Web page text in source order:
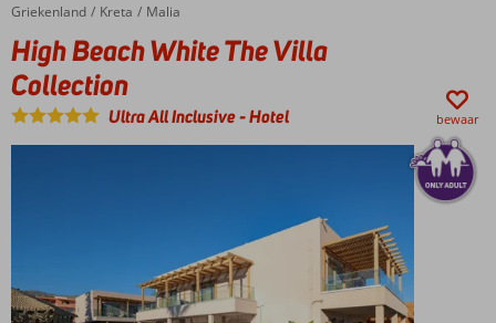
op ca. 1
kilometer
Meerdere
gerenoveerde
kamers
Onlangs
Italiaans
Home
Griekenland Kreta Malia
High Beach White The Villa Collection
High Beach White The Villa
Collection
Ultra All Inclusive-Hotel bewaar